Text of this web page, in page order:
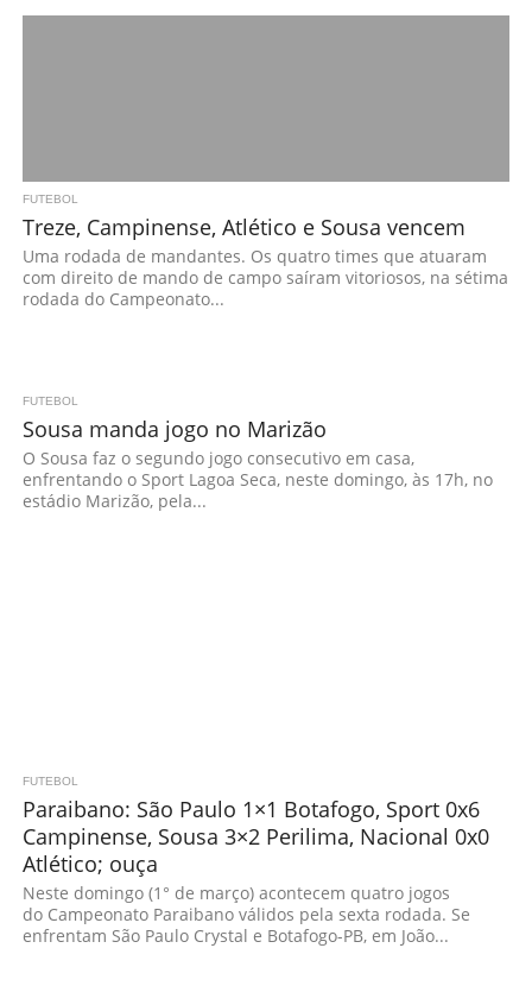
FUTEBOL
Treze, Campinense, Atlético e Sousa vencem
Uma rodada de mandantes. Os quatro times que atuaram
com direito de mando de campo saíram vitoriosos, na sétima
rodada do Campeonato...
FUTEBOL
Sousa manda jogo no Marizão
O Sousa faz o segundo jogo consecutivo em casa,
enfrentando o Sport Lagoa Seca, neste domingo, às 17h, no
estádio Marizão, pela...
FUTEBOL
Paraibano: São Paulo 1×1 Botafogo, Sport 0x6
Campinense, Sousa 3×2 Perilima, Nacional 0x0
Atlético; ouça
Neste domingo (1° de março) acontecem quatro jogos
do Campeonato Paraibano válidos pela sexta rodada. Se
enfrentam São Paulo Crystal e Botafogo-PB, em João...